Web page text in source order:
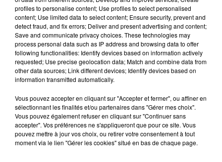
Émission du jeudi 7 mai
À LA UNE
profiles to personalise content; Use profiles to select personalised
content; Use limited data to select content; Ensure security, prevent and
detect fraud, and fix errors; Deliver and present advertising and content;
Save and communicate privacy choices. These technologies may
process personal data such as IP address and browsing data to offer
following functionalities: Identify devices based on information actively
requested; Use precise geolocation data; Match and combine data from
other data sources; Link different devices; Identify devices based on
information transmitted automatically.
Vous pouvez accepter en cliquant sur "Accepter et fermer", ou affiner en
sélectionnant les finalités et/ou partenaires dans "Gérer mes choix".
Vous pouvez également refuser en cliquant sur "Continuer sans
accepter". Vos préférences ne s'appliqueront que pour ce site. Vous
pouvez mettre à jour vos choix, ou retirer votre consentement à tout
moment via le lien "Gérer les cookies" situé en bas de chaque page.